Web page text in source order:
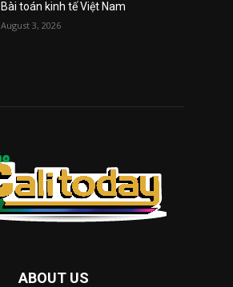
Bài toán kinh tế Việt Nam
August 3, 2026
ABOUT US